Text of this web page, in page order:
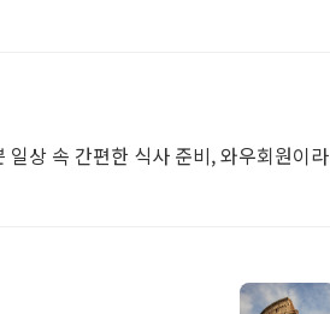
상 속 간편한 식사 준비, 와우회원이라